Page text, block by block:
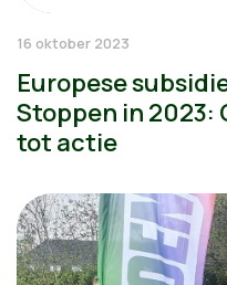
16 oktober 2023
Europese
Stoppen in 2023:
tot actie